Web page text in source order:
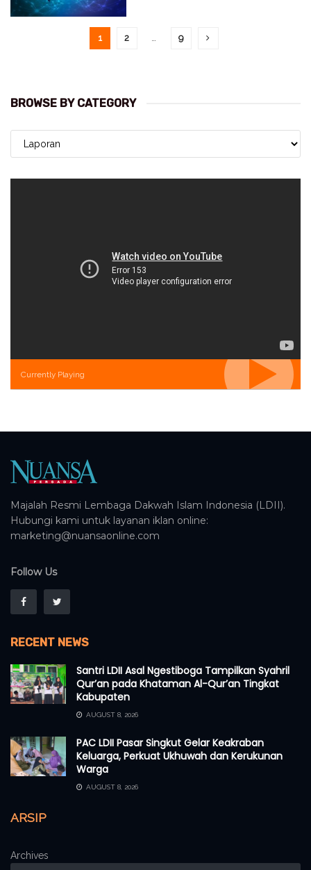
1 2 … 9
BROWSE BY CATEGORY
BROWSE
Currently Playing
Majalah Resmi Lembaga Dakwah Islam Indonesia (LDII).
Hubungi kami untuk layanan iklan online:
marketing@nuansaonline.com
Follow Us
RECENT NEWS
Santri LDII Asal Ngestiboga Tampilkan Syahril
Qur’an pada Khataman Al-Qur’an Tingkat
Kabupaten
AUGUST 8, 2026
PAC LDII Pasar Singkut Gelar Keakraban
Keluarga, Perkuat Ukhuwah dan Kerukunan
Warga
AUGUST 8, 2026
ARSIP
Archives